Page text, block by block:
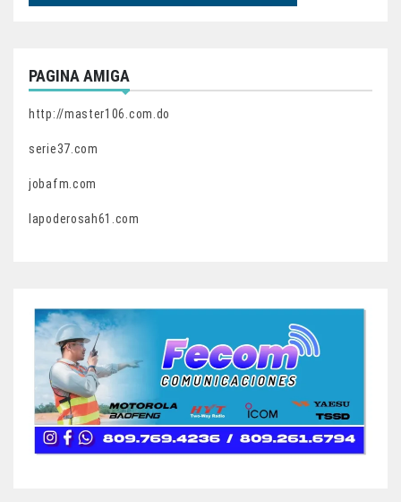
PAGINA AMIGA
http://master106.com.do
serie37.com
jobafm.com
lapoderosah61.com